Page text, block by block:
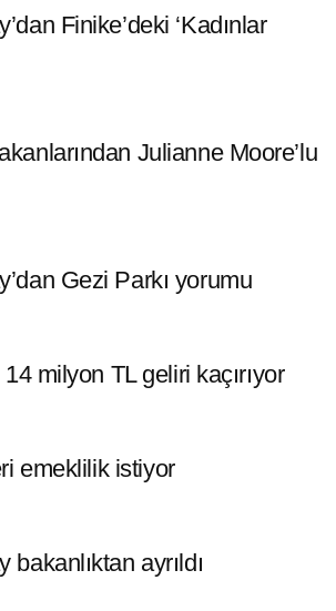
Finike’deki ‘Kadınlar
Julianne Moore’lu
Gezi Parkı yorumu
milyon TL geliri kaçırıyor
emeklilik istiyor
bakanlıktan ayrıldı